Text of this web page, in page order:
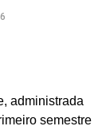
é
as
afirmou
administrada
semestre